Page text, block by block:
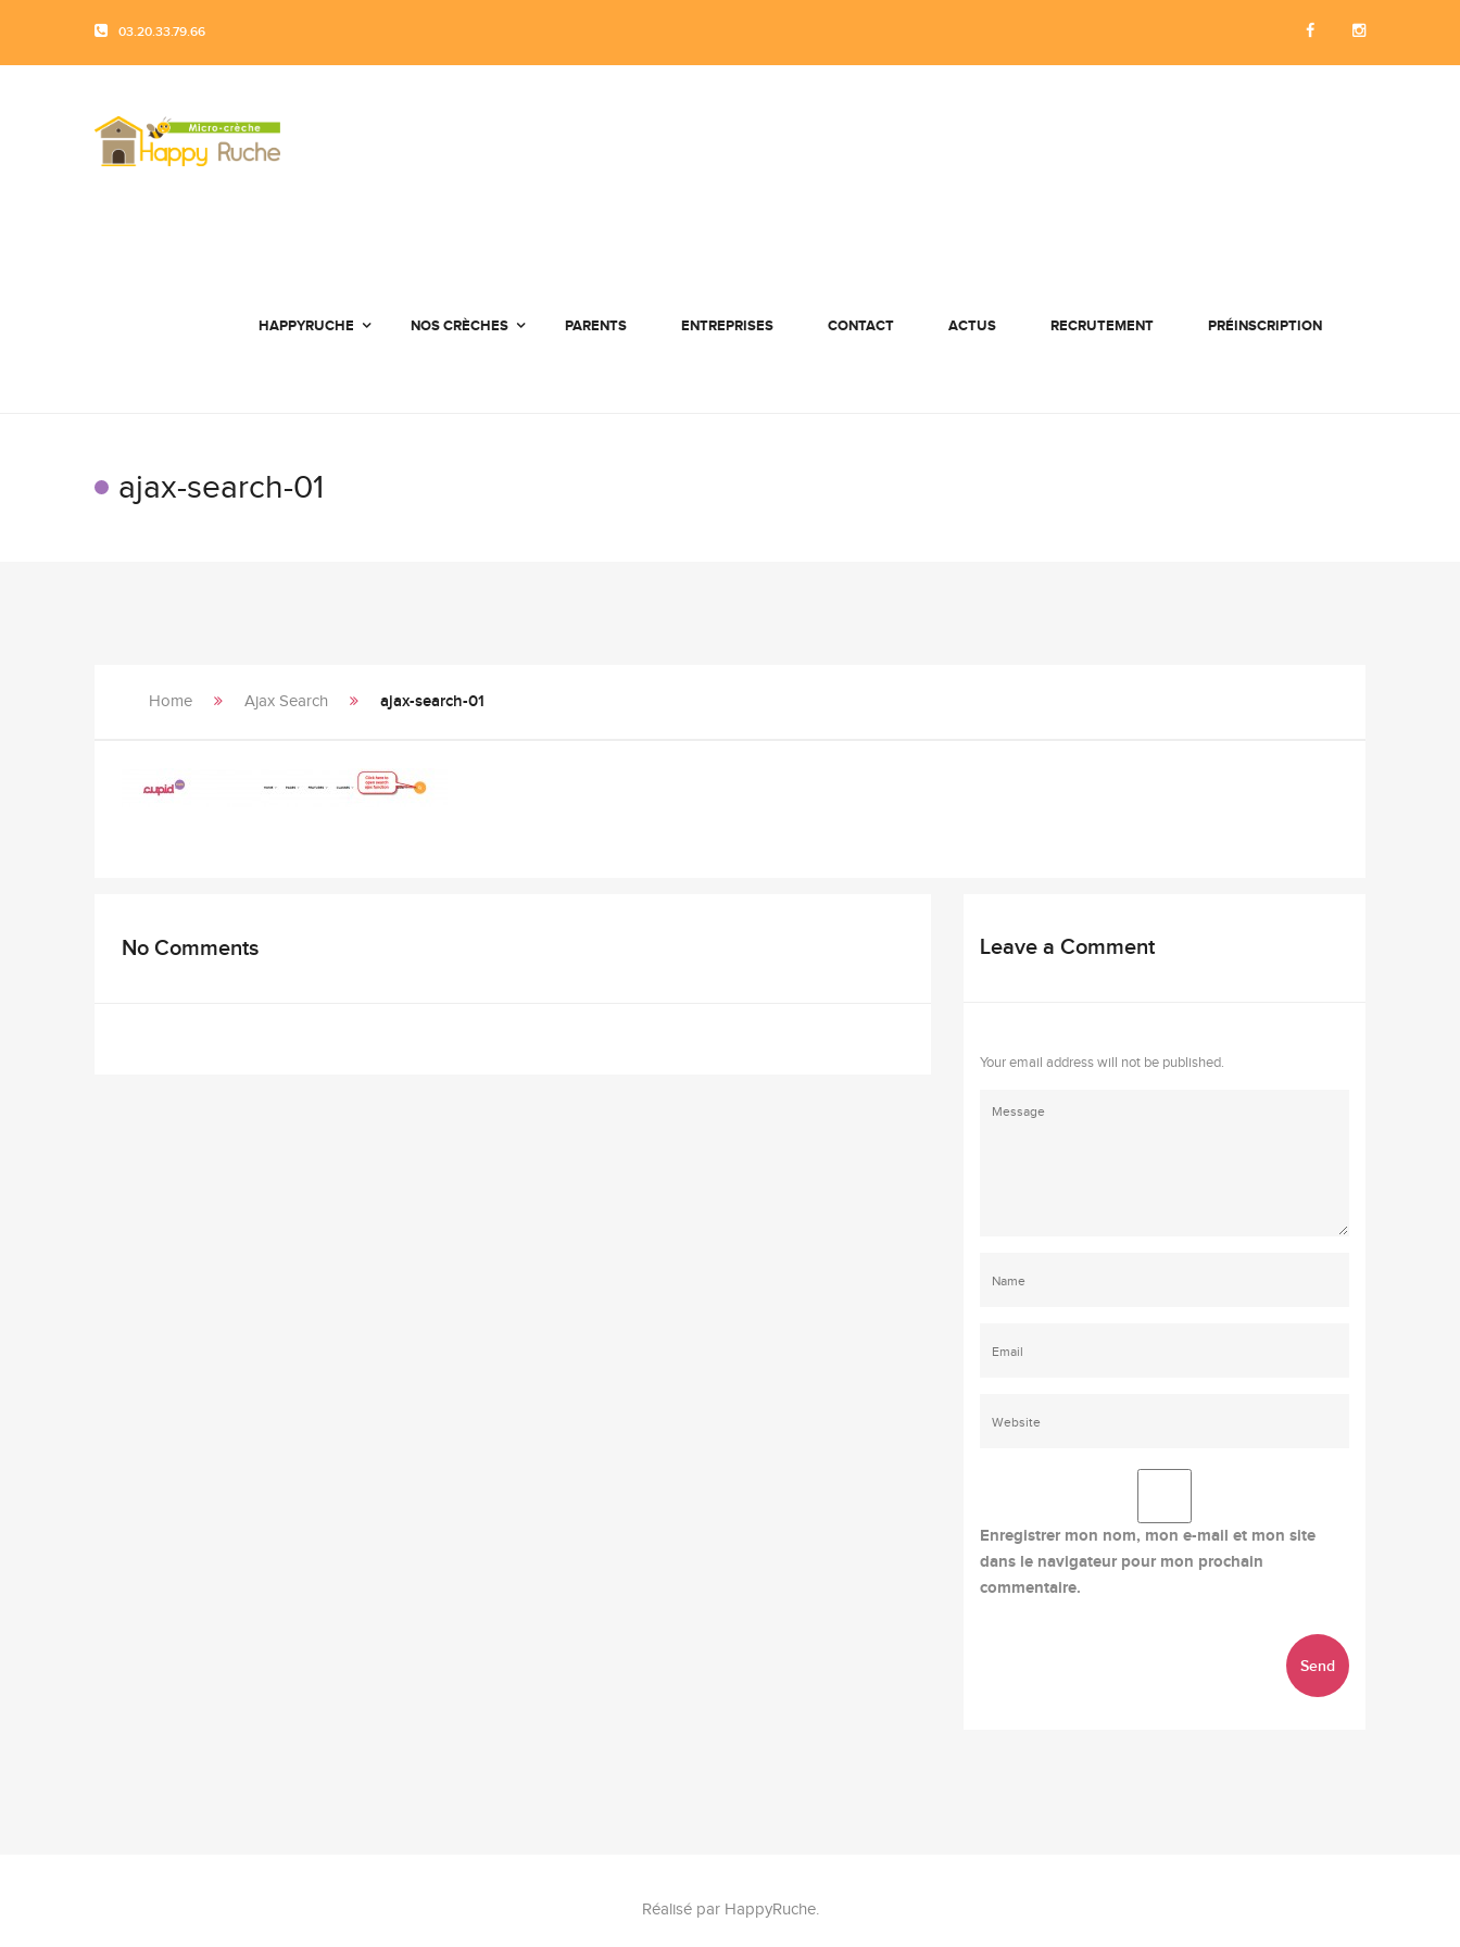
03.20.33.79.66
HAPPYRUCHE NOS CRÈCHES PARENTS ENTREPRISES CONTACT ACTUS RECRUTEMENT PRÉINSCRIPTION
ajax-search-01
Home Ajax Search ajax-search-01
No Comments Leave a Comment
Your email address will not be published.
Enregistrer mon nom, mon e-mail et mon site
dans le navigateur pour mon prochain
commentaire.
Réalisé par HappyRuche.